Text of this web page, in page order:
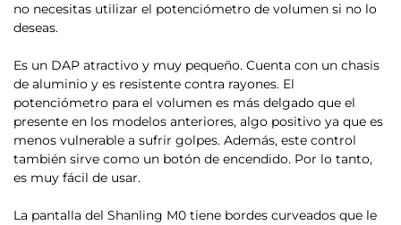
no necesitas utilizar el potenciómetro de volumen si no lo
deseas.
Es un DAP atractivo y muy pequeño. Cuenta con un chasis
de aluminio y es resistente contra rayones. El
potenciómetro para el volumen es más delgado que el
presente en los modelos anteriores, algo positivo ya que es
menos vulnerable a sufrir golpes. Además, este control
también sirve como un botón de encendido. Por lo tanto,
es muy fácil de usar.
La pantalla del Shanling M0 tiene bordes curveados que le